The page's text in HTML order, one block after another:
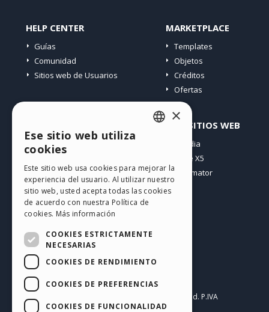
HELP CENTER
Guías
Comunidad
Sitios web de Usuarios
MARKETPLACE
Templates
Objetos
Créditos
Ofertas
Mis post
Mis download
Espacio Web
Mis Créditos
OTROS SITIOS WEB
Incomedia
WebSite X5
WebAnimator
Español
Copyright © 2026
All rights reserved. P.IVA
IT07514640015
GERMAN
SPANISH
RUSSIAN
FRENCH
×
Ese sitio web utiliza
cookies
Este sitio web usa cookies para mejorar la
experiencia del usuario. Al utilizar nuestro
sitio web, usted acepta todas las cookies
de acuerdo con nuestra Política de
cookies. Más información
COOKIES ESTRICTAMENTE
NECESARIAS
COOKIES DE RENDIMIENTO
COOKIES DE PREFERENCIAS
COOKIES DE FUNCIONALIDAD